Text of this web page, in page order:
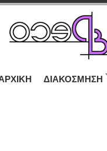
ΔΙΑΚΌΣΜΗΣΗ